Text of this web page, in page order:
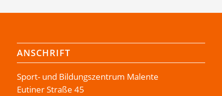
ANSCHRIFT
Sport- und Bildungszentrum Malente
Eutiner Straße 45